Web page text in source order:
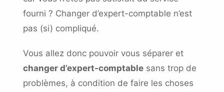
fourni ? Changer d’expert-comptable n’est
pas (si) compliqué.
Vous allez donc pouvoir vous séparer et
changer d’expert-comptable sans trop de
problèmes, à condition de faire les choses